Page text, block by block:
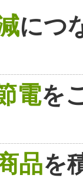
につ
電を
品を